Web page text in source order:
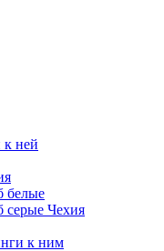
ней
белые
серые Чехия
к ним